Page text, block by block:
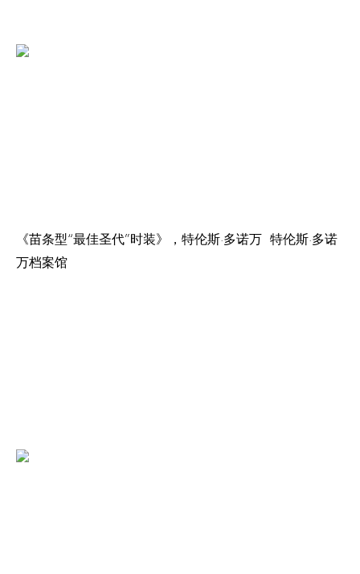
《苗条型“最佳圣代”时装》，特伦斯·多诺万 特伦斯·多诺
万档案馆